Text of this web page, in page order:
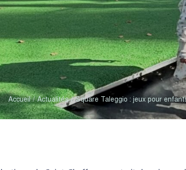
Accueil Actualités Square Taleggio : jeux pour